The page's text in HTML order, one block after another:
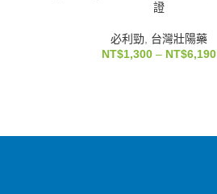
證
必利勁 台灣壯陽藥
NT$1,300 – NT$6,190